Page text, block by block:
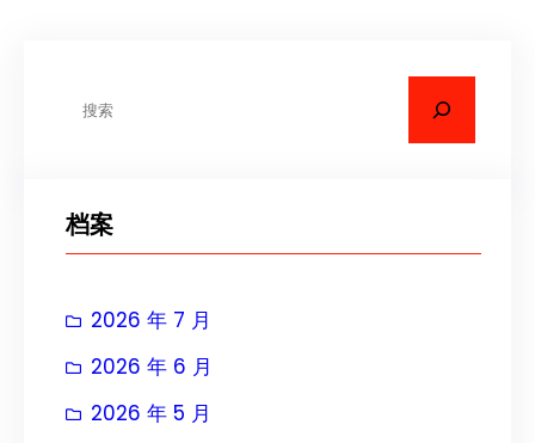
档案
2026 年 7 月
2026 年 6 月
2026 年 5 月